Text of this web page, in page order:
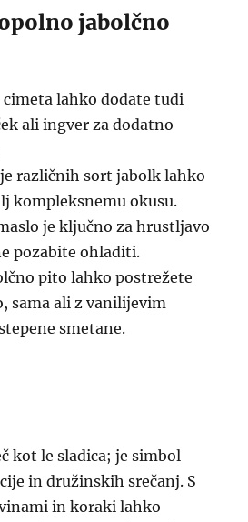
jabolčno
cimeta lahko dodate tudi
ali ingver za dodatno
različnih sort jabolk lahko
kompleksnemu okusu.
je ključno za hrustljavo
pozabite ohladiti.
pito lahko postrežete
sama ali z vanilijevim
smetane.
kot le sladica; je simbol
in družinskih srečanj. S
in koraki lahko